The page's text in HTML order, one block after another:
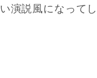
演説風になって